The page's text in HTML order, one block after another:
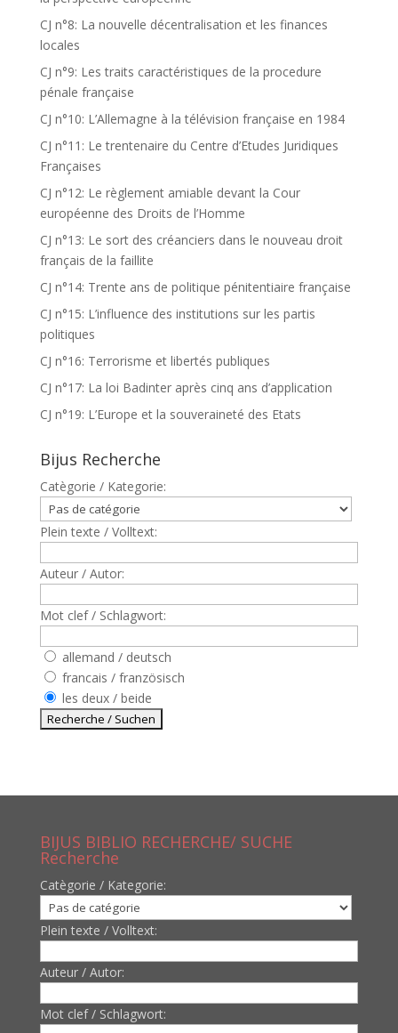
CJ n°8: La nouvelle décentralisation et les finances
locales
CJ n°9: Les traits caractéristiques de la procedure
pénale française
CJ n°10: L’Allemagne à la télévision française en 1984
CJ n°11: Le trentenaire du Centre d’Etudes Juridiques
Françaises
CJ n°12: Le règlement amiable devant la Cour
européenne des Droits de l’Homme
CJ n°13: Le sort des créanciers dans le nouveau droit
français de la faillite
CJ n°14: Trente ans de politique pénitentiaire française
CJ n°15: L’influence des institutions sur les partis
politiques
CJ n°16: Terrorisme et libertés publiques
CJ n°17: La loi Badinter après cinq ans d’application
CJ n°19: L’Europe et la souveraineté des Etats
Bijus Recherche
Catègorie / Kategorie:
Plein texte / Volltext:
Auteur / Autor:
Mot clef / Schlagwort:
allemand / deutsch
francais / französisch
les deux / beide
BIJUS BIBLIO RECHERCHE/ SUCHE
Recherche
Catègorie / Kategorie:
Plein texte / Volltext:
Auteur / Autor:
Mot clef / Schlagwort: